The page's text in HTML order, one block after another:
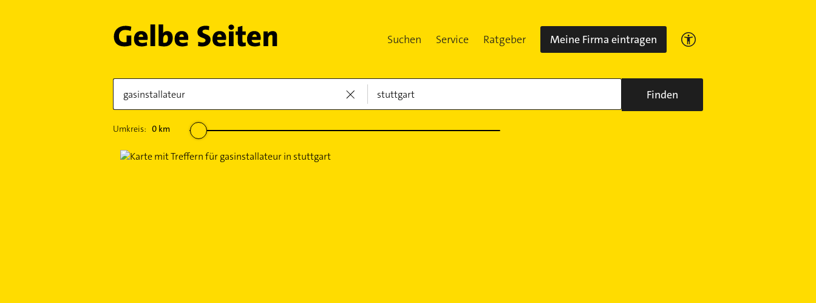
Suchen Service Ratgeber Meine Firma eintragen
Finden
Umkreis: 0km